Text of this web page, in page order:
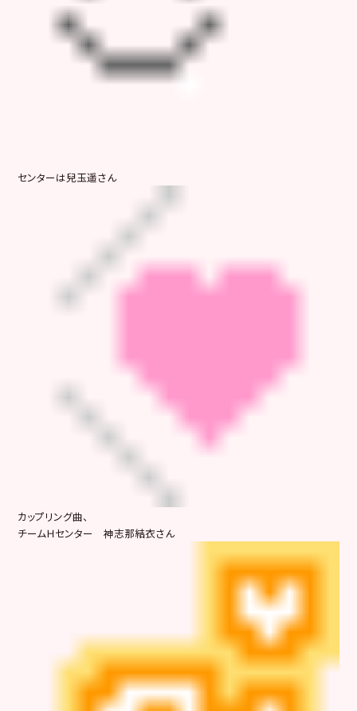
センターは兒玉遥さん
カップリング曲、
チームＨセンター 神志那結衣さん